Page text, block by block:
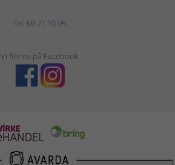
Tel: 69 21 10 95
Vi finnes på Facebook